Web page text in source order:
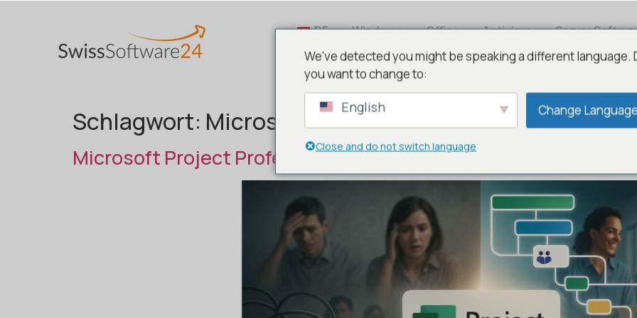
DE Windows Office Antivirus Server
Schlagwort: Microsoft Project Professional 2021
Microsoft Project Professional 2021 – Teamarbeit & Planung
We've detected you might be speaking a different language.
you want to change to:
English Change Language
Close and do not switch language